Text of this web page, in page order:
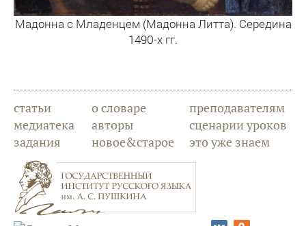
Мадонна с Младенцем (Мадонна Литта). Середина
1490-х гг.
статьи
медиатека
задания
о словаре
авторы
новое&старое
преподавателям
сценарии уроков
это уже знаем